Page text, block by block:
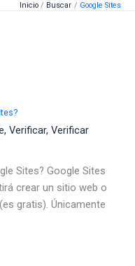
Inicio Buscar Google Sites
,Verificar,Verificar
Sites? Google Sites
crear un sitio web o
gratis). Únicamente